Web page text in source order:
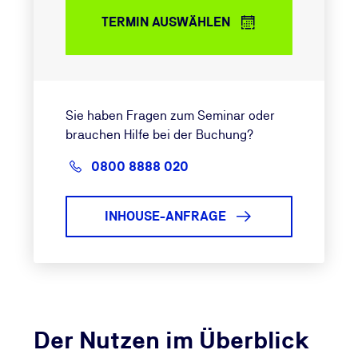
Der Nutzen im Überblick
TERMIN AUSWÄHLEN
Sie haben Fragen zum Seminar oder
brauchen Hilfe bei der Buchung?
0800 8888 020
INHOUSE-ANFRAGE